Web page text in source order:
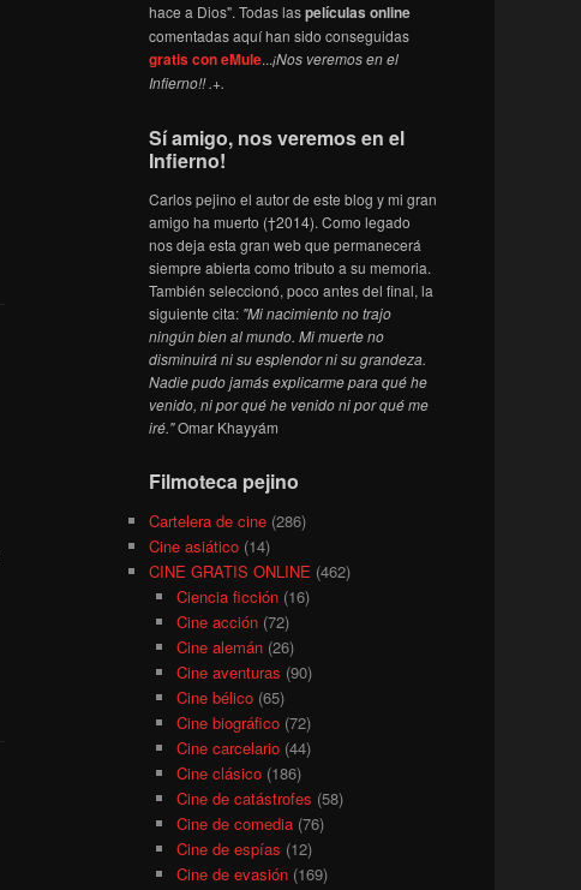
hace a Dios". Todas laspelículas online
comentadas aquí han sido conseguidas
gratis con eMule...¡Nos veremos en el
Infierno!! .+.
Sí amigo, nos veremos en el
Infierno!
Carlos pejino el autor de este blog y mi gran
amigo ha muerto (†2014). Como legado
nos deja esta gran web que permanecerá
siempre abierta como tributo a su memoria.
También seleccionó, poco antes del final, la
siguiente cita: "Mi nacimiento no trajo
ningún bien al mundo. Mi muerte no
disminuirá ni su esplendor ni su grandeza.
Nadie pudo jamás explicarme para qué he
venido, ni por qué he venido ni por qué me
iré."Omar Khayyám
Filmoteca pejino
Cartelera de cine (286)
Cine asiático (14)
CINE GRATIS ONLINE (462)
Ciencia ficción(16)
Cine acción(72)
Cine alemán(26)
Cine aventuras (90)
Cine bélico(65)
Cine biográfico(72)
Cine carcelario(44)
Cine clásico(186)
Cine de catástrofes (58)
Cine de comedia(76)
Cine de espías (12)
Cine de evasión(169)